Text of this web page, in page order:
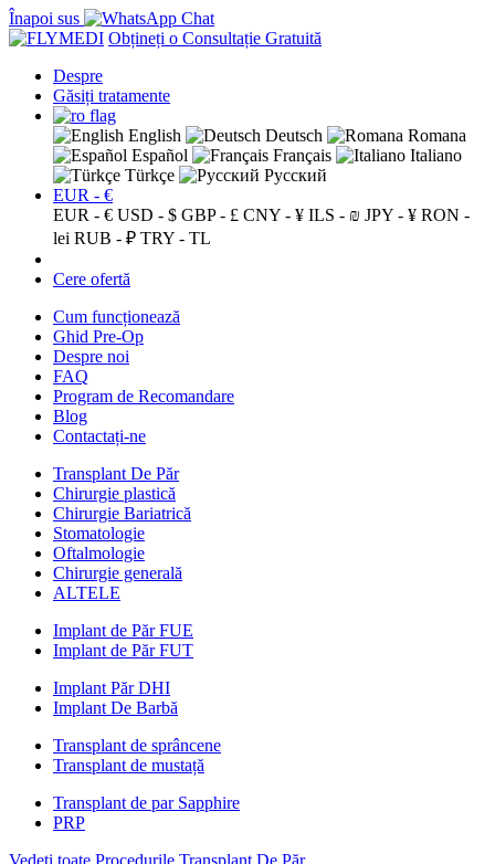
Înapoi sus
Obțineți o Consultație Gratuită
Despre
Găsiți tratamente
English Deutsch
Romana
Español
Français
Italiano
Türkçe
Русский
EUR - €
EUR - € USD - $ GBP - £ CNY - ¥ ILS - ₪ JPY - ¥ RON -
lei RUB - ₽ TRY - TL
Cere ofertă
Cum funcționează
Ghid Pre-Op
Despre noi
FAQ
Program de Recomandare
Blog
Contactați-ne
Transplant De Păr
Chirurgie plastică
Chirurgie Bariatrică
Stomatologie
Oftalmologie
Chirurgie generală
ALTELE
Implant de Păr FUE
Implant de Păr FUT
Implant Păr DHI
Implant De Barbă
Transplant de sprâncene
Transplant de mustață
Transplant de par Sapphire
PRP
Vedeți toate Procedurile Transplant De Păr